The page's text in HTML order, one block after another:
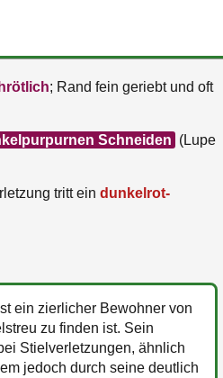
; Rand fein geriebt und oft
Schneiden (Lupe
tritt ein dunkelrot-
ein zierlicher Bewohner von
zu finden ist. Sein
Stielverletzungen, ähnlich
jedoch durch seine deutlich